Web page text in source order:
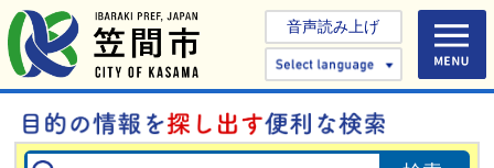
音声読み上げ
Select